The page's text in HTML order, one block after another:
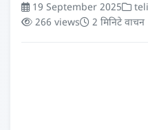
19 September 2025
266 views
2 मिनिटे वाचन